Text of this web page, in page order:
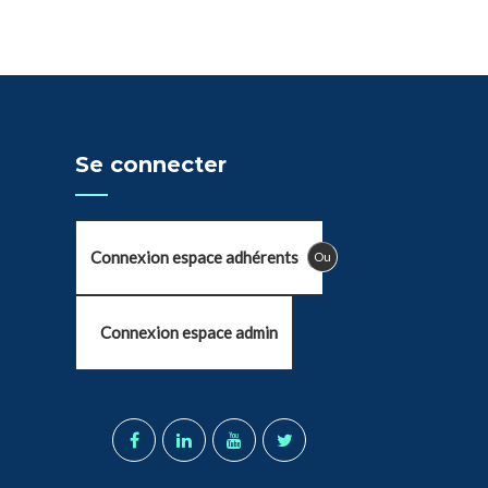
Se connecter
Connexion espace adhérents Ou
Connexion espace admin